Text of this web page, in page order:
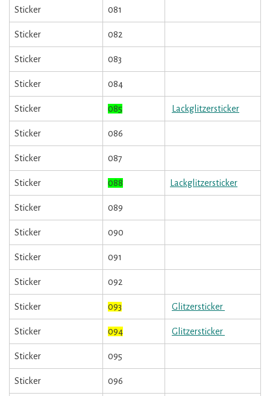
Sticker 081
Sticker 082
Sticker 083
Sticker 084
Sticker 085 Lackglitzersticker
Sticker 086
Sticker 087
Sticker 088 Lackglitzersticker
Sticker 089
Sticker 090
Sticker 091
Sticker 092
Sticker 093 Glitzersticker
Sticker 094 Glitzersticker
Sticker 095
Sticker 096